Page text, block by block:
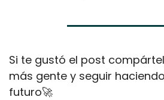
Si te gustó el post
más gente y seguir
futuro🚀